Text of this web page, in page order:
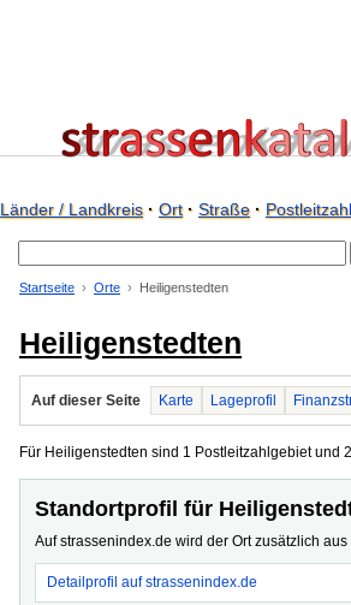
Länder / Landkreis· Ort· Straße·
Startseite Orte Heiligenstedten
Heiligenstedten
Auf dieser Seite Karte Lageprofil
Für Heiligenstedten sind 1 Postleitzahlgebiet und
Standortprofil für
Auf strassenindex.de wird der Ort zusätzlich
Detailprofil auf strassenindex.de